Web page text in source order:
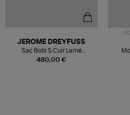
480,00 €
JEROME DREYFUSS
Sac Bobi S Cuir Lamé
Champagne